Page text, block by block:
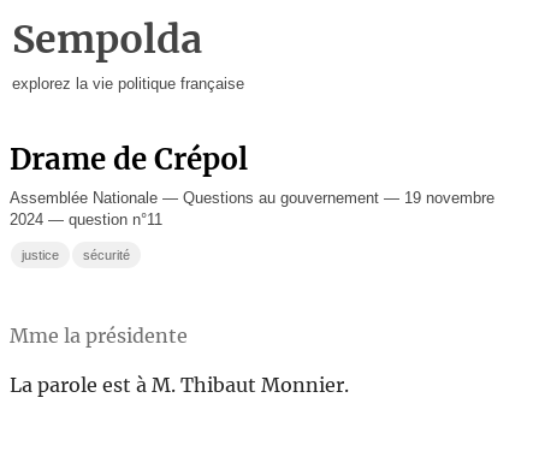
Sempolda
explorez la vie politique française
Drame de Crépol
Assemblée Nationale — Questions au gouvernement — 19 novembre
2024 — question n°11
justice sécurité
Mme la présidente
La parole est à M. Thibaut Monnier.